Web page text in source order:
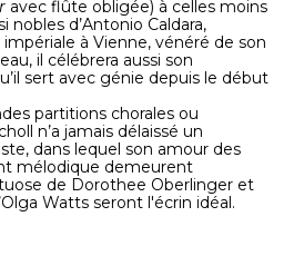
avec flûte obligée) à celles moins
nobles d’Antonio Caldara,
à Vienne, vénéré de son
il célébrera aussi son
sert avec génie depuis le début
partitions chorales ou
n’a jamais délaissé un
dans lequel son amour des
mélodique demeurent
de Dorothee Oberlinger et
Watts seront l'écrin idéal.